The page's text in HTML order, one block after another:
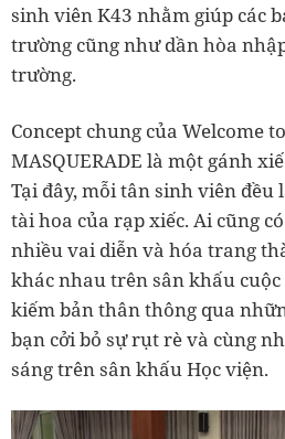
sinh viên K43 nhằm giúp các
trường cũng như dần hòa
trường.
Concept chung của Welcome
MASQUERADE là một gánh
Tại đây, mỗi tân sinh viên đều
tài hoa của rạp xiếc. Ai cũng
nhiều vai diễn và hóa trang
khác nhau trên sân khấu
kiếm bản thân thông qua
bạn cởi bỏ sự rụt rè và cùng
sáng trên sân khấu Học viện.